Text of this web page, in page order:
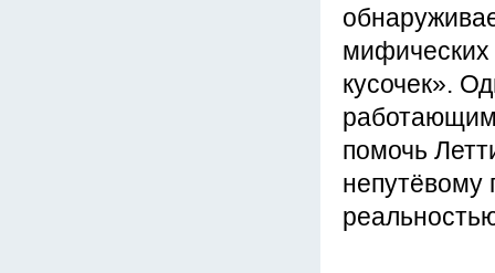
мифических
кусочек».
помочь
непутёвому